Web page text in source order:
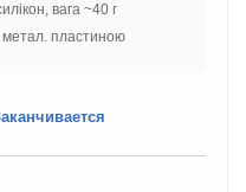
вага ~40 г
метал. пластиною